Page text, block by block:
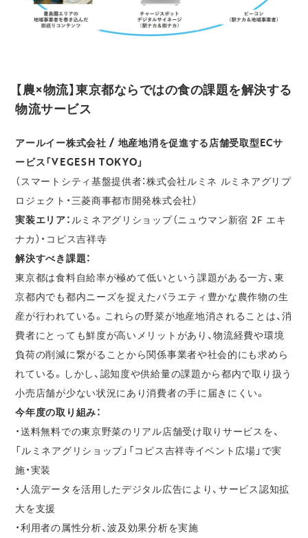
【農×物流】東京都ならではの食の課題を解決する
物流サービス
アールイー株式会社 / 地産地消を促進する店舗受取型ECサ
ービス「VEGESH TOKYO」
（スマートシティ基盤提供者：株式会社ルミネ ルミネアグリプ
ロジェクト・三菱商事都市開発株式会社）
実装エリア：ルミネアグリショップ（ニュウマン新宿 2F エキ
ナカ）・コピス吉祥寺
解決すべき課題：
東京都は食料自給率が極めて低いという課題がある一方、東
京都内でも都内ニーズを捉えたバラエティ豊かな農作物の生
産が行われている。これらの野菜が地産地消されることは、消
費者にとっても鮮度が高いメリットがあり、物流経費や環境
負荷の削減に繋がることから関係事業者や社会的にも求めら
れている。しかし、認知度や供給量の課題から都内で取り扱う
小売店舗が少ない状況にあり消費者の手に届きにくい。
今年度の取り組み：
・送料無料での東京野菜のリアル店舗受け取りサービスを、
「ルミネアグリショップ」「コピス吉祥寺イベント広場」で実
施・実装
・人流データを活用したデジタル広告により、サービス認知拡
大を支援
・利用者の属性分析、波及効果分析を実施